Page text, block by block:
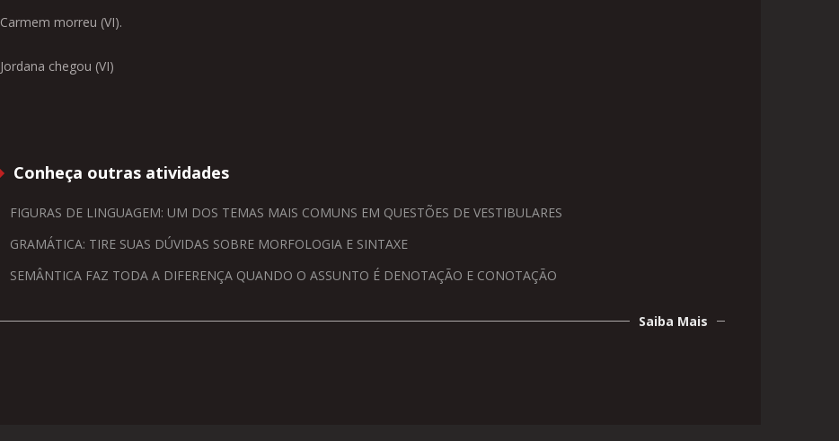
Carmem morreu (VI).
Jordana chegou (VI)
Conheça outras atividades
FIGURAS DE LINGUAGEM: UM DOS TEMAS MAIS COMUNS EM QUESTÕES DE VESTIBULARES
GRAMÁTICA: TIRE SUAS DÚVIDAS SOBRE MORFOLOGIA E SINTAXE
SEMÂNTICA FAZ TODA A DIFERENÇA QUANDO O ASSUNTO É DENOTAÇÃO E CONOTAÇÃO
Saiba Mais